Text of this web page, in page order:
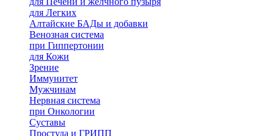
для Легких
Алтайские БАДы и добавки
Венозная система
при Гиппертонии
для Кожи
Зрение
Иммунитет
Мужчинам
Нервная система
при Онкологии
Суставы
Простуда и ГРИПП